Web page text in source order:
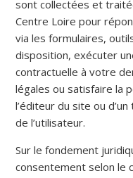
sont collectées et
Centre Loire pour
via les formulaires,
disposition, exécuter
contractuelle à votre
légales ou satisfaire la
l’éditeur du site ou
de l’utilisateur.
Sur le fondement
consentement selon le